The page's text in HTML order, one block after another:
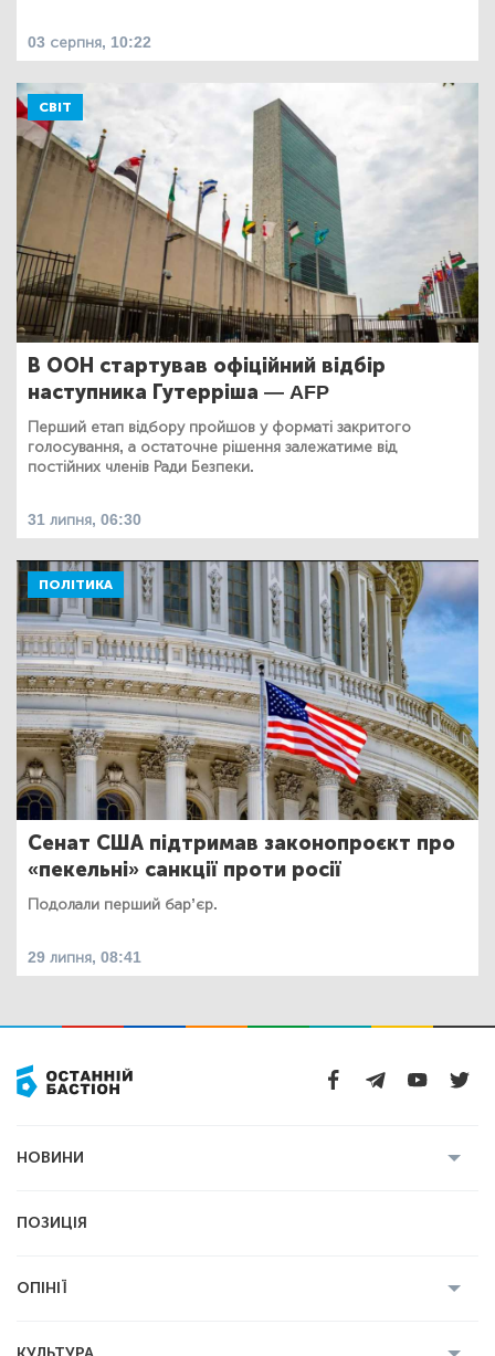
03 серпня, 10:22
СВІТ
В ООН стартував офіційний відбір
наступника Гутерріша — AFP
Перший етап відбору пройшов у форматі закритого
голосування, а остаточне рішення залежатиме від
постійних членів Ради Безпеки.
31 липня, 06:30
ПОЛІТИКА
Сенат США підтримав законопроєкт про
«пекельні» санкції проти росії
Подолали перший бар’єр.
29 липня, 08:41
НОВИНИ
Економіка
ПОЗИЦІЯ
ОПІНІЇ